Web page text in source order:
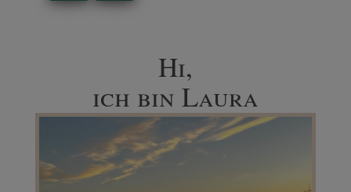
Hi,
ich bin Laura